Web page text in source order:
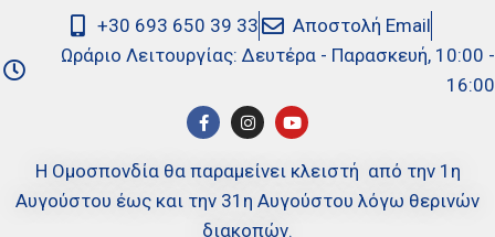
+30 693 650 39 33
Αποστολή Email
Ωράριο Λειτουργίας: Δευτέρα - Παρασκευή, 10:00 -
16:00
Η Ομοσπονδία θα παραμείνει κλειστή από την 1η
Αυγούστου έως και την 31η Αυγούστου λόγω θερινών
διακοπών.